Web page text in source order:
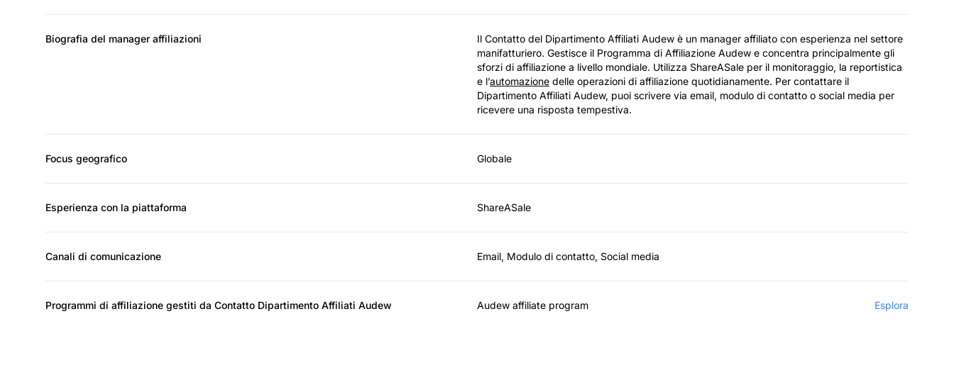
Biografia del manager affiliazioni
Il Contatto del Dipartimento Affiliati Audew è un manager affiliato con esperienza nel settore
manifatturiero. Gestisce il Programma di Affiliazione Audew e concentra principalmente gli
sforzi di affiliazione a livello mondiale. Utilizza ShareASale per il monitoraggio, la reportistica
e l’automazione delle operazioni di affiliazione quotidianamente. Per contattare il
Dipartimento Affiliati Audew, puoi scrivere via email, modulo di contatto o social media per
ricevere una risposta tempestiva.
Focus geografico Globale
Esperienza con la piattaforma ShareASale
Canali di comunicazione Email, Modulo di contatto, Social media
Programmi di affiliazione gestiti da Contatto Dipartimento Affiliati Audew Audew affiliate program Esplora